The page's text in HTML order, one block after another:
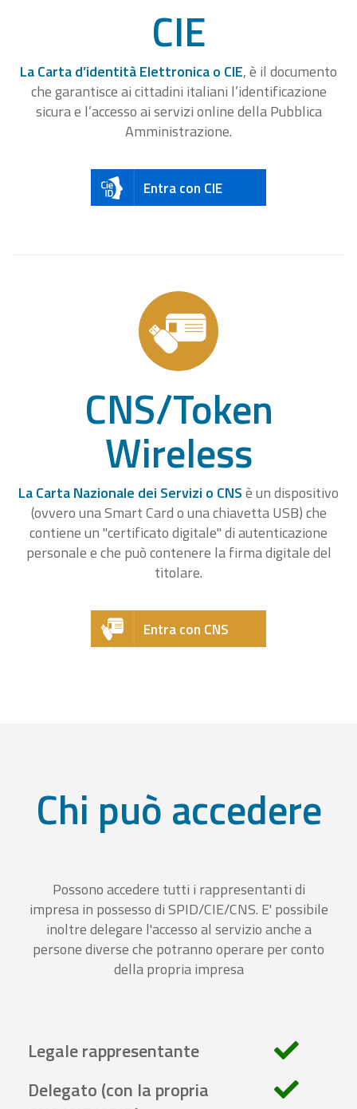
CIE
La Carta d’identità Elettronica o CIE, è il documento
che garantisce ai cittadini italiani l’identificazione
sicura e l’accesso ai servizi online della Pubblica
Amministrazione.
Entra con CIE
CNS/Token
Wireless
La Carta Nazionale dei Servizi o CNSè un dispositivo
(ovvero una Smart Card o una chiavetta USB) che
contiene un "certificato digitale" di autenticazione
personale e che può contenere la firma digitale del
titolare.
Entra con CNS
Chi può accedere
Possono accedere tutti i rappresentanti di
impresa in possesso di SPID/CIE/CNS. E' possibile
inoltre delegare l'accesso al servizio anche a
persone diverse che potranno operare per conto
della propria impresa
Legale rappresentante
Delegato (con la propria